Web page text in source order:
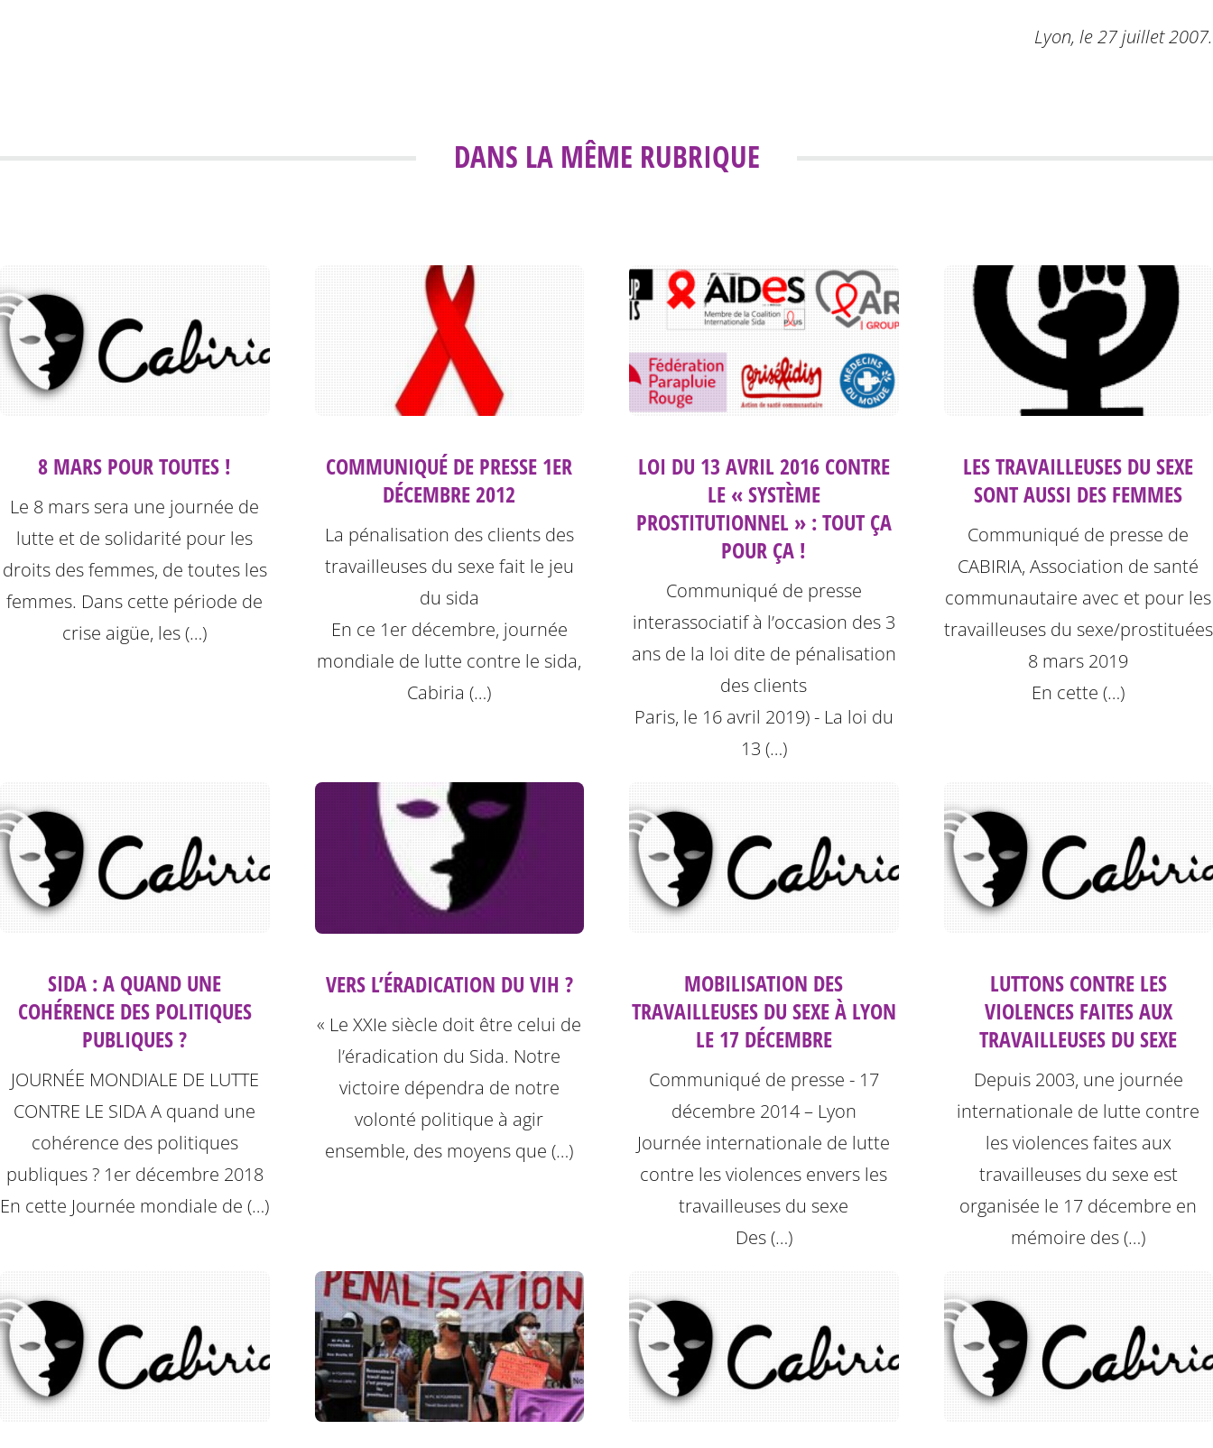
Lyon, le 27 juillet 2007.
DANS LA MÊME RUBRIQUE
8 MARS POUR TOUTES !
Le 8 mars sera une journée de
lutte et de solidarité pour les
droits des femmes, de toutes les
femmes. Dans cette période de
crise aigüe, les (…)
COMMUNIQUÉ DE PRESSE 1ER
DÉCEMBRE 2012
La pénalisation des clients des
travailleuses du sexe fait le jeu
du sida
En ce 1er décembre, journée
mondiale de lutte contre le sida,
Cabiria (…)
LOI DU 13 AVRIL 2016 CONTRE
LE « SYSTÈME
PROSTITUTIONNEL » : TOUT ÇA
POUR ÇA !
Communiqué de presse
interassociatif à l’occasion des 3
ans de la loi dite de pénalisation
des clients
Paris, le 16 avril 2019) - La loi du
13 (…)
LES TRAVAILLEUSES DU SEXE
SONT AUSSI DES FEMMES
Communiqué de presse de
CABIRIA, Association de santé
communautaire avec et pour les
travailleuses du sexe/prostituées
8 mars 2019
En cette (…)
SIDA : A QUAND UNE
COHÉRENCE DES POLITIQUES
PUBLIQUES ?
JOURNÉE MONDIALE DE LUTTE
CONTRE LE SIDA A quand une
cohérence des politiques
publiques ? 1er décembre 2018
En cette Journée mondiale de (…)
VERS L’ÉRADICATION DU VIH ?
« Le XXIe siècle doit être celui de
l’éradication du Sida. Notre
victoire dépendra de notre
volonté politique à agir
ensemble, des moyens que (…)
MOBILISATION DES
TRAVAILLEUSES DU SEXE À LYON
LE 17 DÉCEMBRE
Communiqué de presse - 17
décembre 2014 – Lyon
Journée internationale de lutte
contre les violences envers les
travailleuses du sexe
Des (…)
LUTTONS CONTRE LES
VIOLENCES FAITES AUX
TRAVAILLEUSES DU SEXE
Depuis 2003, une journée
internationale de lutte contre
les violences faites aux
travailleuses du sexe est
organisée le 17 décembre en
mémoire des (…)